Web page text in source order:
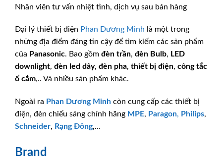
Nhân viên tư vấn nhiệt tình, dịch vụ sau bán hàng
Đại lý thiết bị điện Phan Dương Minh là một trong
những địa điểm đáng tin cậy để tìm kiếm các sản phẩm
của Panasonic. Bao gồm đèn trần, đèn Bulb, LED
downlight, đèn led dây, đèn pha, thiết bị điện, công tắc
ổ cắm,.. Và nhiều sản phẩm khác.
Ngoài ra Phan Dương Minh còn cung cấp các thiết bị
điện, đèn chiếu sáng chính hãng MPE, Paragon, Philips,
Schneider, Rạng Đông,…
Brand